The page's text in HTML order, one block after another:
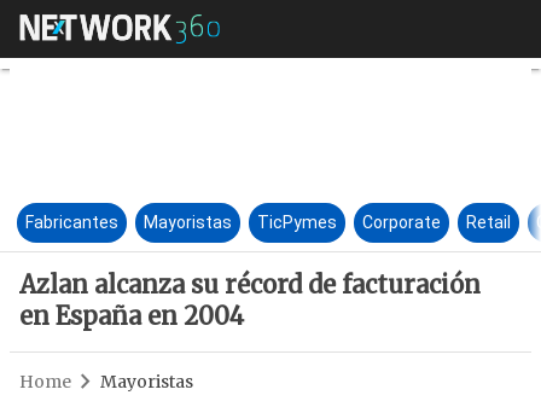
Azlan alcanza su récord de
Fabricantes Mayoristas TicPymes Corporate Retail
Azlan alcanza su récord de facturación
en España en 2004
Home Mayoristas